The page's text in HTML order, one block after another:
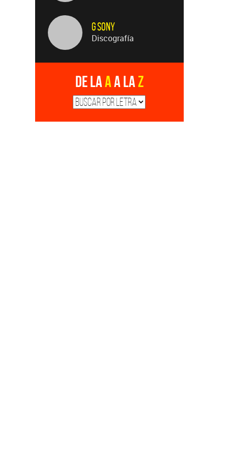
G Sony
Discografía
De laAa laZ